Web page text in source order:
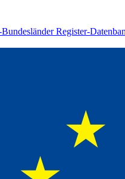
Register-